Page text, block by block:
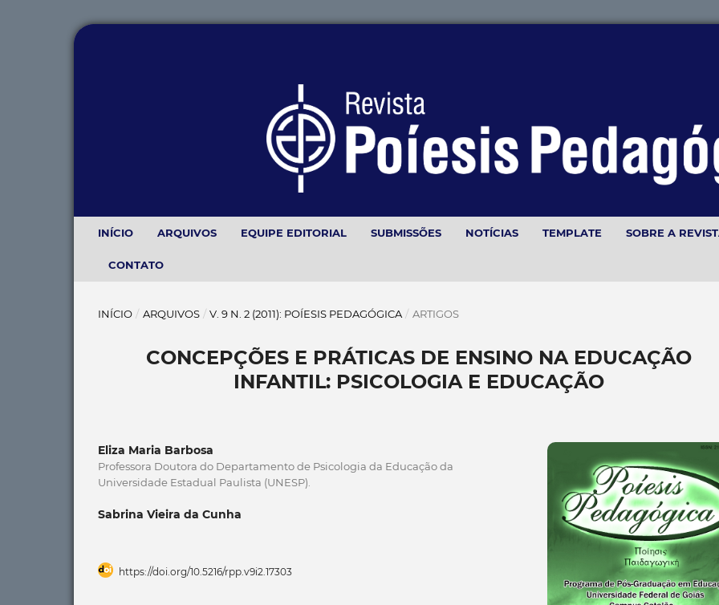
INÍCIO ARQUIVOS EQUIPE EDITORIAL SUBMISSÕES NOTÍCIAS TEMPLATE SOBRE A
CONTATO
INÍCIO / ARQUIVOS / V. 9 N. 2 (2011): POÍESIS PEDAGÓGICA / ARTIGOS
CONCEPÇÕES E PRÁTICAS DE ENSINO NA EDUCAÇÃO
INFANTIL: PSICOLOGIA E EDUCAÇÃO
Eliza Maria Barbosa
Professora Doutora do Departamento de Psicologia da Educação da
Universidade Estadual Paulista (UNESP).
Sabrina Vieira da Cunha
https://doi.org/10.5216/rpp.v9i2.17303